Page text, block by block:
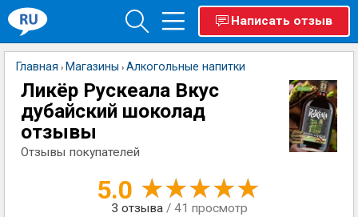
Написать отзыв
Главная › Магазины › Алкогольные напитки
Ликёр Рускеала Вкус
дубайский шоколад
отзывы
Отзывы покупателей
5.0
3 отзыва / 41 просмотр